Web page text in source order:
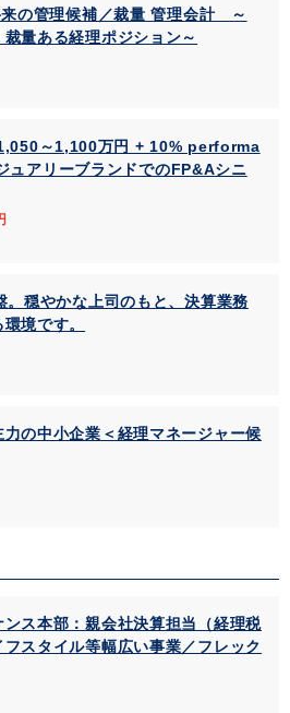
来の管理候補／裁量 管理会計 ～
量ある経理ポジション～
～1,100万円 + 10% performa
アリーブランドでのFP&Aシニ
。穏やかな上司のもと、決算業務
境です。
の中小企業＜経理マネージャー候
ンス本部：親会社決算担当（経理税
スタイル等幅広い事業／フレック